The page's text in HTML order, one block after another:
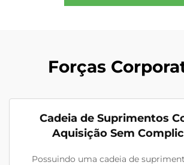
Forças
Cadeia de Suprimentos
Aquisição Sem
Possuindo uma cadeia de